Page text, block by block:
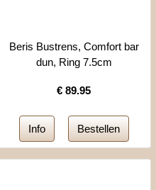
Beris Bustrens, Comfort bar
dun, Ring 7.5cm
€89.95